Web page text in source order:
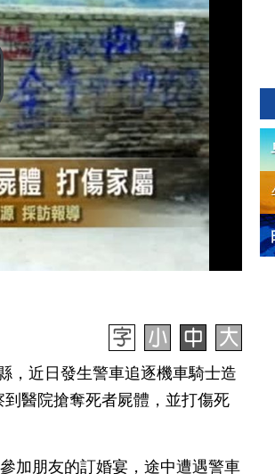
，近日發生警車追逐機車騎士造
醫院搶奪死者屍體，並打傷死
加朋友的訂婚宴，途中遭遇警車